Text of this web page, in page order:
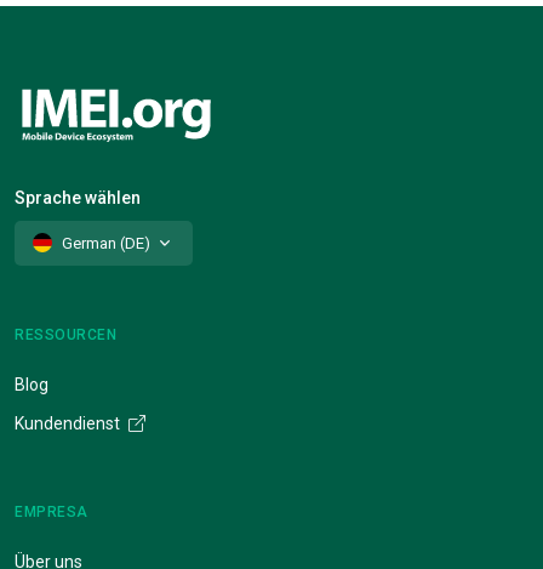
Sprache wählen
German (DE)
RESSOURCEN
Blog
Kundendienst
EMPRESA
Über uns